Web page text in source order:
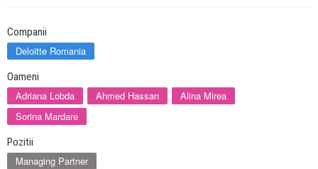
Companii
Deloitte Romania
Oameni
Adriana Lobda Ahmed Hassan
Alina Mirea
Sorina Mardare
Pozitii
Managing Partner